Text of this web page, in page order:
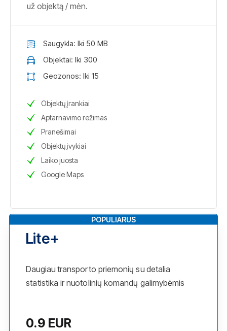
už objektą / mėn.
Saugykla: Iki 50 MB
Objektai: Iki 300
Geozonos: Iki 15
Objektų įrankiai
Aptarnavimo režimas
Pranešimai
Objektų įvykiai
Laiko juosta
Google Maps
POPULIARUS
Lite+
Daugiau transporto priemonių su detalia
statistika ir nuotolinių komandų galimybėmis
0.9 EUR